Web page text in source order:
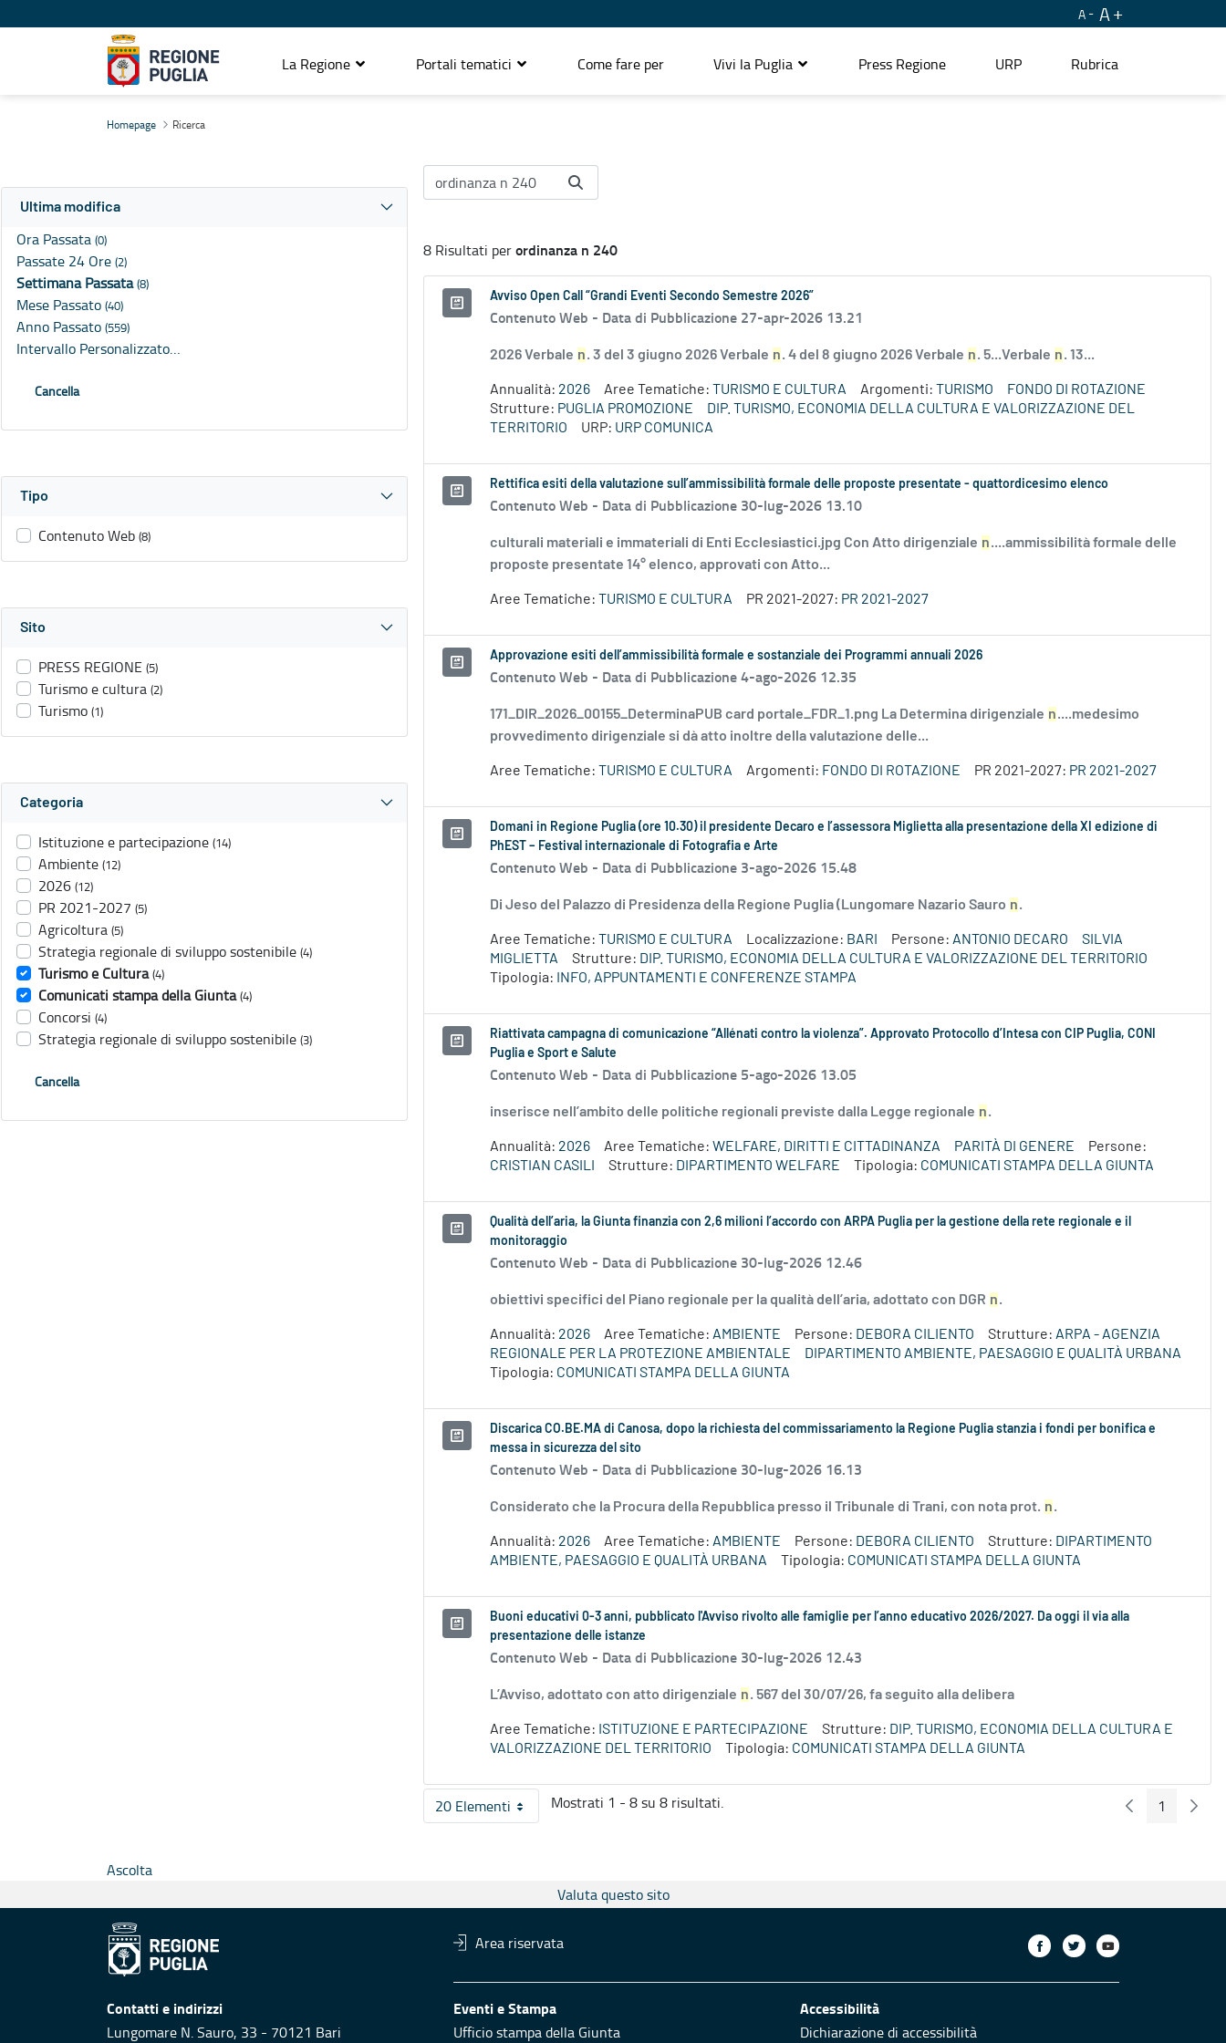
A A
La Regione Portali tematici Come fare per Vivi la Puglia Press Regione URP Rubrica
Homepage Ricerca
Ultima modifica
Ora Passata (0)
Passate 24 Ore (2)
Settimana Passata(8)
Mese Passato (40)
Anno Passato (559)
Intervallo Personalizzato…
Cancella
Tipo
Contenuto Web (8)
Sito
PRESS REGIONE (5)
Turismo e cultura (2)
Turismo (1)
Categoria
Istituzione e partecipazione (14)
Ambiente (12)
2026 (12)
PR 2021-2027 (5)
Agricoltura (5)
Strategia regionale di sviluppo sostenibile (4)
Turismo e Cultura (4)
Comunicati stampa della Giunta (4)
Concorsi (4)
Strategia regionale di sviluppo sostenibile (3)
Cancella
8 Risultati perordinanza n 240
Avviso Open Call “Grandi Eventi Secondo Semestre 2026”
Contenuto Web - Data di Pubblicazione 27-apr-2026 13.21
2026 Verbale n. 3 del 3 giugno 2026 Verbale n. 4 del 8 giugno 2026 Verbale n. 5...Verbale n. 13...
Annualità: 2026 Aree Tematiche: TURISMO E CULTURA Argomenti: TURISMO
FONDO DI ROTAZIONE
Strutture: PUGLIA PROMOZIONE
DIP. TURISMO, ECONOMIA DELLA CULTURA E VALORIZZAZIONE DEL
TERRITORIO
URP: URP COMUNICA
Rettifica esiti della valutazione sull’ammissibilità formale delle proposte presentate - quattordicesimo elenco
Contenuto Web - Data di Pubblicazione 30-lug-2026 13.10
culturali materiali e immateriali di Enti Ecclesiastici.jpg Con Atto dirigenziale n....ammissibilità formale delle
proposte presentate 14° elenco, approvati con Atto...
Aree Tematiche: TURISMO E CULTURA PR 2021-2027: PR 2021-2027
Approvazione esiti dell’ammissibilità formale e sostanziale dei Programmi annuali 2026
Contenuto Web - Data di Pubblicazione 4-ago-2026 12.35
171_DIR_2026_00155_DeterminaPUB card portale_FDR_1.png La Determina dirigenziale n....medesimo
provvedimento dirigenziale si dà atto inoltre della valutazione delle...
Aree Tematiche: TURISMO E CULTURA Argomenti: FONDO DI ROTAZIONE PR 2021-2027: PR 2021-2027
Domani in Regione Puglia (ore 10.30) il presidente Decaro e l’assessora Miglietta alla presentazione della XI edizione di
PhEST – Festival internazionale di Fotografia e Arte
Contenuto Web - Data di Pubblicazione 3-ago-2026 15.48
Di Jeso del Palazzo di Presidenza della Regione Puglia (Lungomare Nazario Sauro n.
Aree Tematiche: TURISMO E CULTURA Localizzazione: BARI Persone: ANTONIO DECARO
SILVIA
MIGLIETTA
Strutture: DIP. TURISMO, ECONOMIA DELLA CULTURA E VALORIZZAZIONE DEL TERRITORIO
Tipologia:
INFO, APPUNTAMENTI E CONFERENZE STAMPA
Riattivata campagna di comunicazione “Allénati contro la violenza”. Approvato Protocollo d’Intesa con CIP Puglia, CONI
Puglia e Sport e Salute
Contenuto Web - Data di Pubblicazione 5-ago-2026 13.05
inserisce nell’ambito delle politiche regionali previste dalla Legge regionale n.
Annualità: 2026 Aree Tematiche: WELFARE, DIRITTI E CITTADINANZA PARITÀ DI GENERE
Persone:
CRISTIAN CASILI
Strutture: DIPARTIMENTO WELFARE Tipologia: COMUNICATI STAMPA DELLA GIUNTA
Qualità dell’aria, la Giunta finanzia con 2,6 milioni l’accordo con ARPA Puglia per la gestione della rete regionale e il
monitoraggio
Contenuto Web - Data di Pubblicazione 30-lug-2026 12.46
obiettivi specifici del Piano regionale per la qualità dell’aria, adottato con DGR n.
Annualità: 2026 Aree Tematiche: AMBIENTE Persone: DEBORA CILIENTO Strutture: ARPA - AGENZIA
REGIONALE PER LA PROTEZIONE AMBIENTALE
DIPARTIMENTO AMBIENTE, PAESAGGIO E QUALITÀ URBANA
Tipologia: COMUNICATI STAMPA DELLA GIUNTA
Discarica CO.BE.MA di Canosa, dopo la richiesta del commissariamento la Regione Puglia stanzia i fondi per bonifica e
messa in sicurezza del sito
Contenuto Web - Data di Pubblicazione 30-lug-2026 16.13
Considerato che la Procura della Repubblica presso il Tribunale di Trani, con nota prot. n.
Annualità: 2026 Aree Tematiche: AMBIENTE Persone: DEBORA CILIENTO Strutture: DIPARTIMENTO
AMBIENTE, PAESAGGIO E QUALITÀ URBANA
Tipologia: COMUNICATI STAMPA DELLA GIUNTA
Buoni educativi 0-3 anni, pubblicato l'Avviso rivolto alle famiglie per l’anno educativo 2026/2027. Da oggi il via alla
presentazione delle istanze
Contenuto Web - Data di Pubblicazione 30-lug-2026 12.43
L’Avviso, adottato con atto dirigenziale n. 567 del 30/07/26, fa seguito alla delibera
Aree Tematiche: ISTITUZIONE E PARTECIPAZIONE Strutture: DIP. TURISMO, ECONOMIA DELLA CULTURA E
VALORIZZAZIONE DEL TERRITORIO
Tipologia: COMUNICATI STAMPA DELLA GIUNTA
20 ElementiPer pagina
Mostrati 1 - 8 su 8 risultati. PaginaPagina
1
Ascolta
Valuta questo sito
Area riservata
Contatti e indirizzi
Lungomare N. Sauro, 33 - 70121 Bari
Eventi e Stampa
Ufficio stampa della Giunta
Accessibilità
Dichiarazione di accessibilità